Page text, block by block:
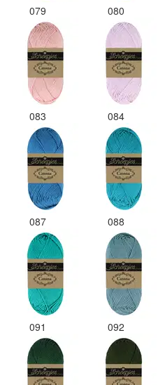
079 080
083 084
087 088
091 092